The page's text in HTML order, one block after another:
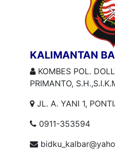
KALIMANTAN
KOMBES POL.
PRIMANTO,
JL. A. YANI 1,
0911-353594